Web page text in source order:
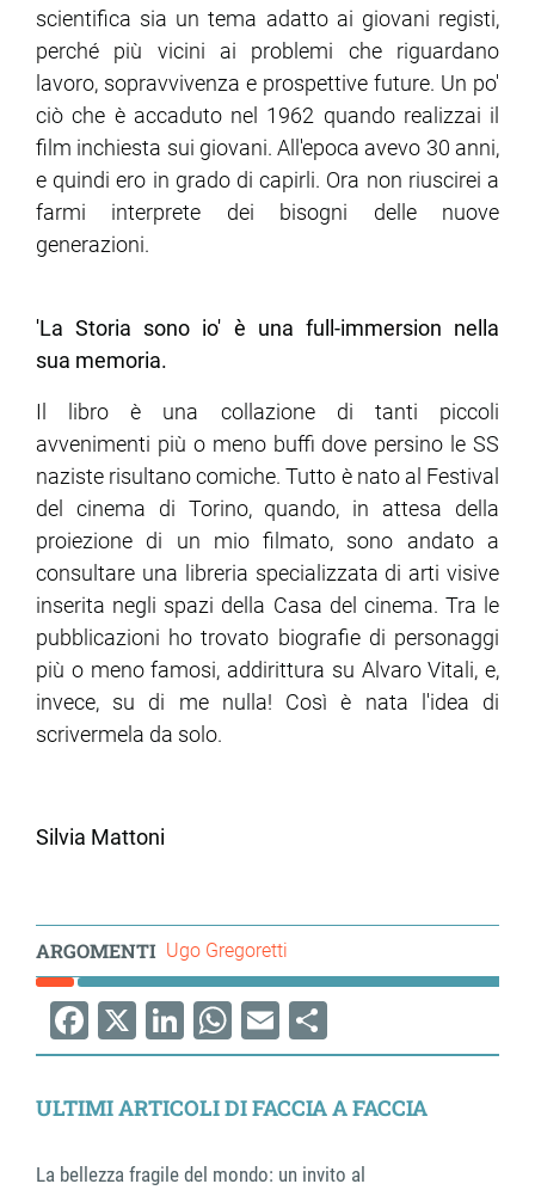
scientifica sia un tema adatto ai giovani registi,
perché più vicini ai problemi che riguardano
lavoro, sopravvivenza e prospettive future. Un po'
ciò che è accaduto nel 1962 quando realizzai il
film inchiesta sui giovani. All'epoca avevo 30 anni,
e quindi ero in grado di capirli. Ora non riuscirei a
farmi interprete dei bisogni delle nuove
generazioni.
'La Storia sono io' è una full-immersion nella
sua memoria.
Il libro è una collazione di tanti piccoli
avvenimenti più o meno buffi dove persino le SS
naziste risultano comiche. Tutto è nato al Festival
del cinema di Torino, quando, in attesa della
proiezione di un mio filmato, sono andato a
consultare una libreria specializzata di arti visive
inserita negli spazi della Casa del cinema. Tra le
pubblicazioni ho trovato biografie di personaggi
più o meno famosi, addirittura su Alvaro Vitali, e,
invece, su di me nulla! Così è nata l'idea di
scrivermela da solo.
Silvia Mattoni
ARGOMENTI Ugo Gregoretti
Facebook
X LinkedIn
WhatsApp
EmailShare
ULTIMI ARTICOLI DI FACCIA A FACCIA
La bellezza fragile del mondo: un invito al